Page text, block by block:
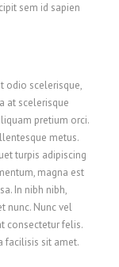
sem id sapien
odio scelerisque,
at scelerisque
pretium orci.
metus.
turpis adipiscing
magna est
In nibh nibh,
nunc. Nunc vel
consectetur felis.
facilisis sit amet.